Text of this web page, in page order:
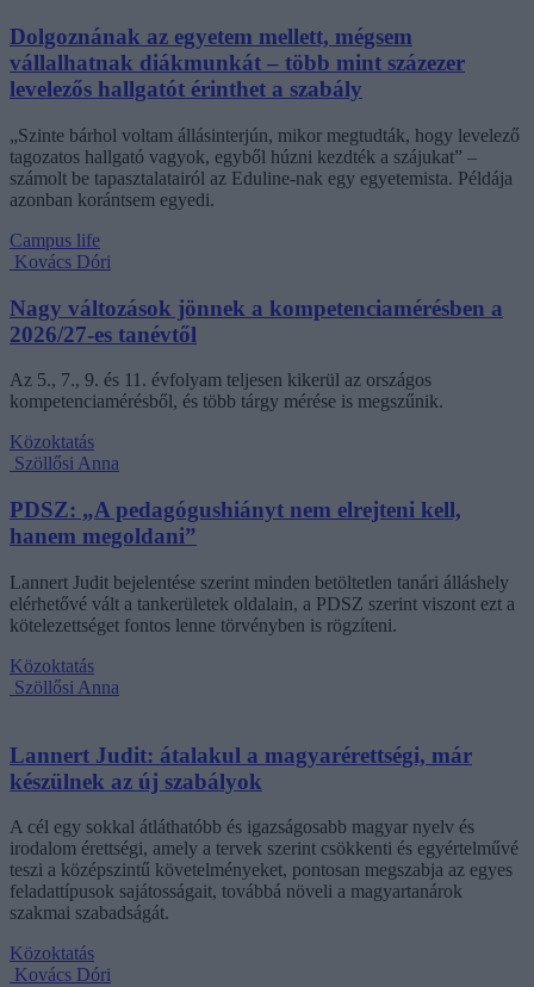
Dolgoznának az egyetem mellett, mégsem
vállalhatnak diákmunkát – több mint százezer
levelezős hallgatót érinthet a szabály
„Szinte bárhol voltam állásinterjún, mikor megtudták, hogy levelező
tagozatos hallgató vagyok, egyből húzni kezdték a szájukat” –
számolt be tapasztalatairól az Eduline-nak egy egyetemista. Példája
azonban korántsem egyedi.
Campus life
Kovács Dóri
Nagy változások jönnek a kompetenciamérésben a
2026/27-es tanévtől
Az 5., 7., 9. és 11. évfolyam teljesen kikerül az országos
kompetenciamérésből, és több tárgy mérése is megszűnik.
Közoktatás
Szöllősi Anna
PDSZ: „A pedagógushiányt nem elrejteni kell,
hanem megoldani”
Lannert Judit bejelentése szerint minden betöltetlen tanári álláshely
elérhetővé vált a tankerületek oldalain, a PDSZ szerint viszont ezt a
kötelezettséget fontos lenne törvényben is rögzíteni.
Közoktatás
Szöllősi Anna
Lannert Judit: átalakul a magyarérettségi, már
készülnek az új szabályok
A cél egy sokkal átláthatóbb és igazságosabb magyar nyelv és
irodalom érettségi, amely a tervek szerint csökkenti és egyértelművé
teszi a középszintű követelményeket, pontosan megszabja az egyes
feladattípusok sajátosságait, továbbá növeli a magyartanárok
szakmai szabadságát.
Közoktatás
Kovács Dóri